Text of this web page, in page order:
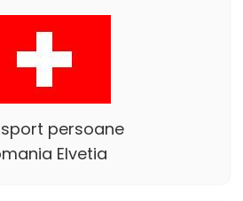
persoane
Elvetia